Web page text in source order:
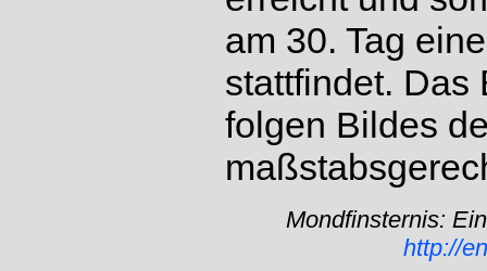
am 30. Tag
stattfindet. Das
folgen Bildes
Mondfinsternis:
http://